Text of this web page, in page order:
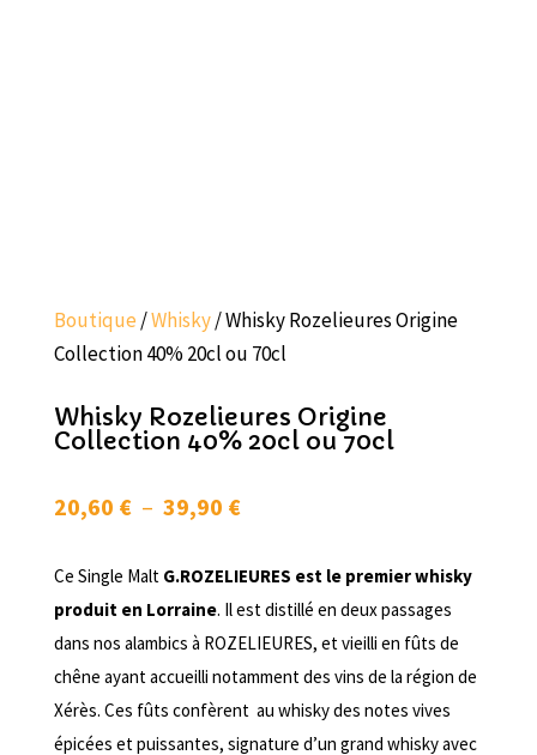
Boutique /Whisky/ Whisky Rozelieures Origine
Collection 40% 20cl ou 70cl
Whisky Rozelieures Origine
Collection 40% 20cl ou 70cl
20,60 € – 39,90 €Plage
prix :
20,60 €
à
39,90 €
Ce Single Malt G.ROZELIEURES est le premier whisky
produit en Lorraine. Il est distillé en deux passages
dans nos alambics à ROZELIEURES, et vieilli en fûts de
chêne ayant accueilli notamment des vins de la région de
Xérès. Ces fûts confèrent au whisky des notes vives
épicées et puissantes, signature d’un grand whisky avec